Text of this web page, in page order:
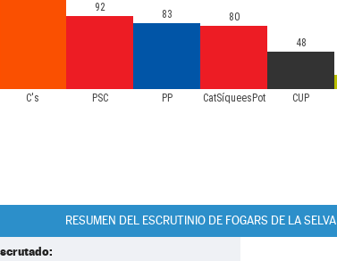
C's PSC PP CatSíqueesPot CUP
92
83 80
48
RESUMEN DEL ESCRUTINIO DE FOGARS DE LA SELVA